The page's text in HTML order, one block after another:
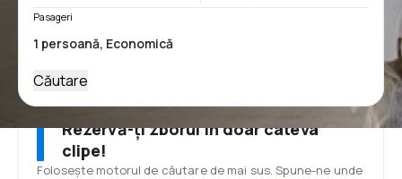
Pasageri
Căutare
Rezervă-ți zborul în doar câteva
clipe!
Folosește motorul de căutare de mai sus. Spune-ne unde